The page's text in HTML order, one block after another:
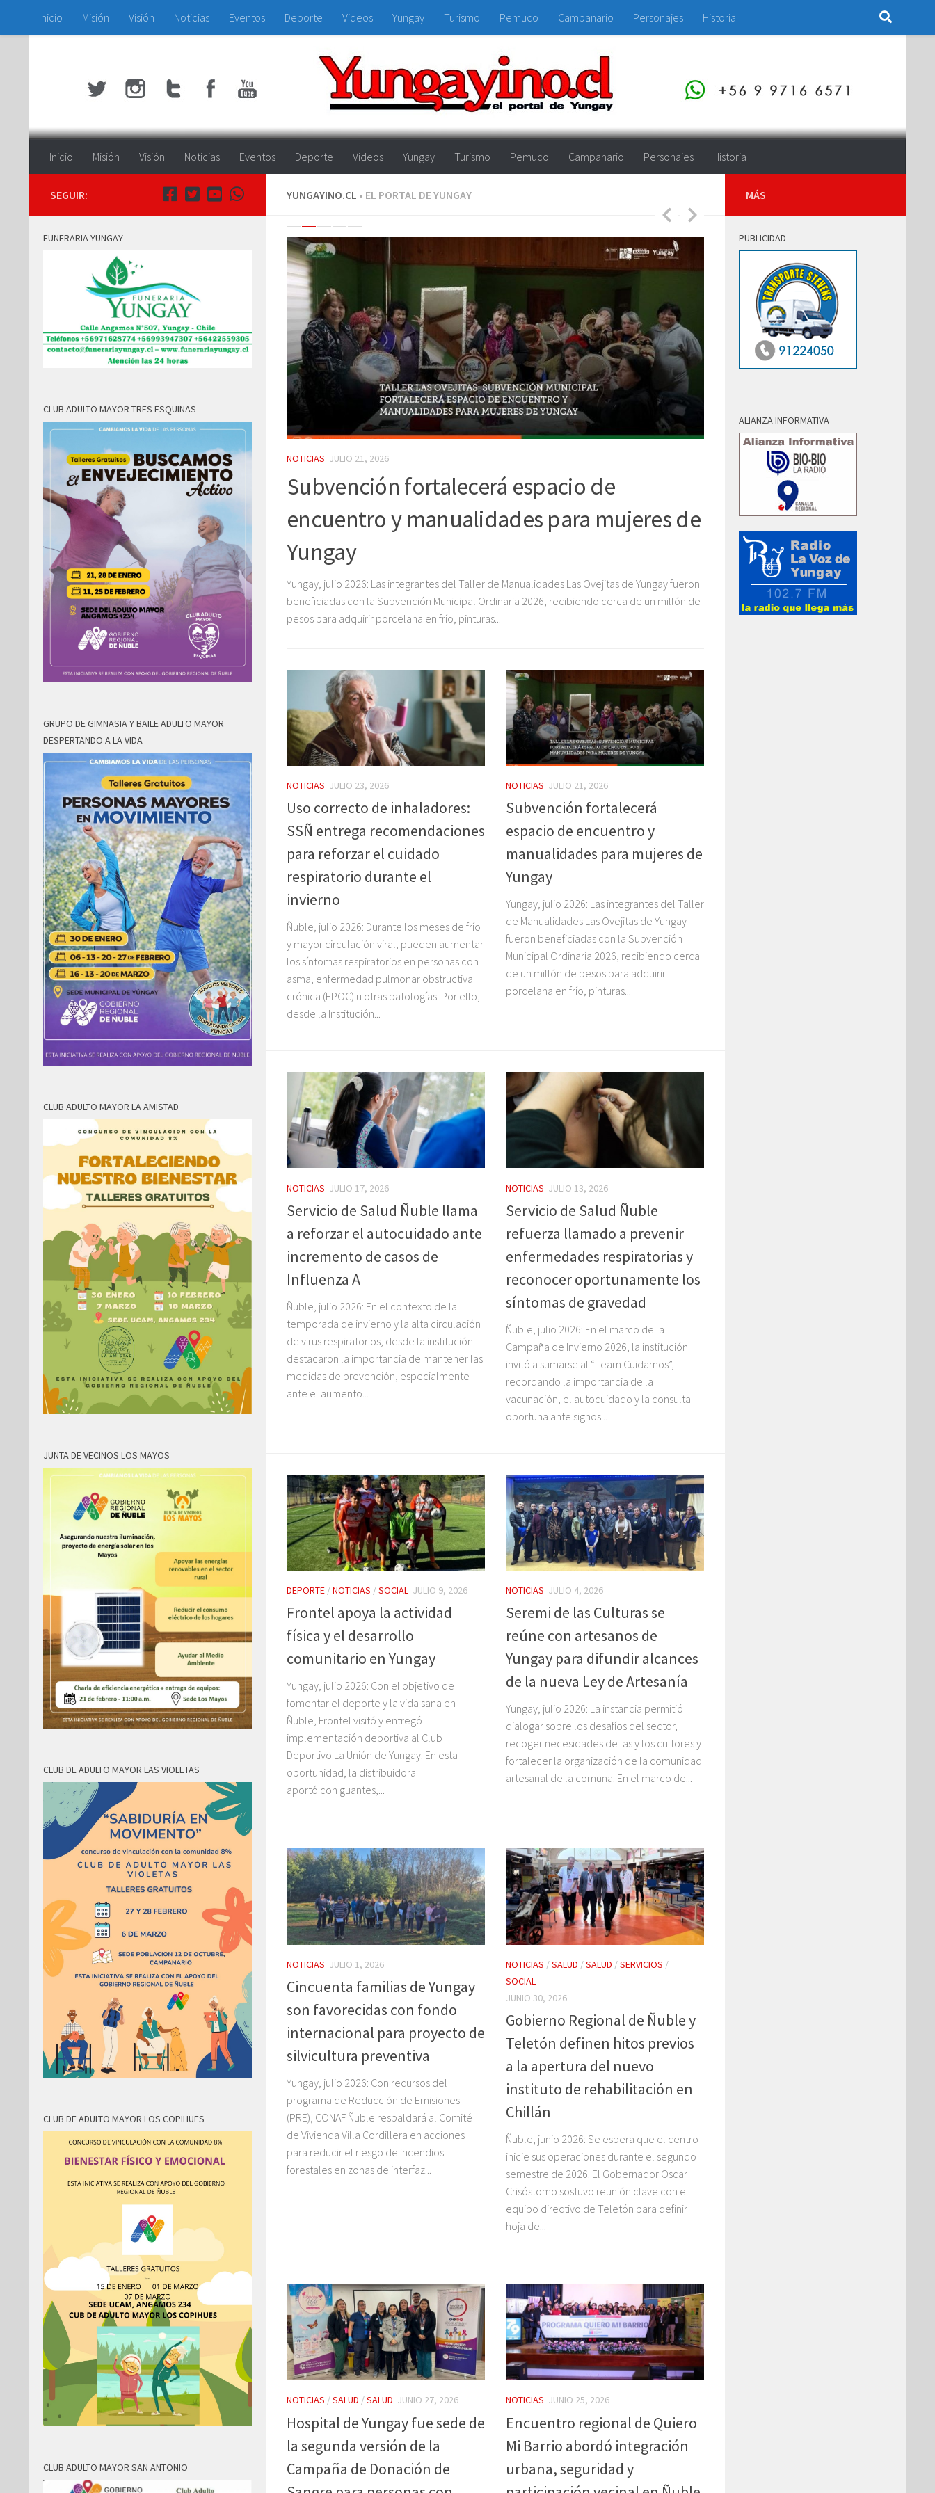
Saltar al contenido
Inicio Misión Visión Noticias Eventos Deporte Videos Yungay Turismo Pemuco Campanario Personajes Historia
Inicio Misión Visión Noticias Eventos Deporte Videos Yungay Turismo Pemuco Campanario Personajes Historia
YUNGAYINO.CL • EL PORTAL DE YUNGAY
inhaladores: SSÑ entrega
para reforzar el cuidado
el invierno
de frío y mayor circulación viral, pueden aumentar los
con asma, enfermedad pulmonar obstructiva crónica
ello, desde la Institución...
NOTICIAS JULIO 21, 2026
Subvención fortalecerá espacio de
encuentro y manualidades para mujeres de
Yungay
Yungay, julio 2026: Las integrantes del Taller de Manualidades Las Ovejitas de Yungay fueron
beneficiadas con la Subvención Municipal Ordinaria 2026, recibiendo cerca de un millón de
pesos para adquirir porcelana en frío, pinturas...
JULIO 17, 2026
Servicio de Salud
autocuidado ante
Influenza A
Ñuble, julio 2026: En el contexto de la
respiratorios, desde la institución destacaron la
prevención, especialmente ante el aumento...
NOTICIAS JULIO 23, 2026
Uso correcto de inhaladores:
SSÑ entrega recomendaciones
para reforzar el cuidado
respiratorio durante el
invierno
Ñuble, julio 2026: Durante los meses de frío
y mayor circulación viral, pueden aumentar
los síntomas respiratorios en personas con
asma, enfermedad pulmonar obstructiva
crónica (EPOC) u otras patologías. Por ello,
desde la Institución...
NOTICIAS JULIO 21, 2026
Subvención fortalecerá
espacio de encuentro y
manualidades para mujeres de
Yungay
Yungay, julio 2026: Las integrantes del Taller
de Manualidades Las Ovejitas de Yungay
fueron beneficiadas con la Subvención
Municipal Ordinaria 2026, recibiendo cerca
de un millón de pesos para adquirir
porcelana en frío, pinturas...
NOTICIAS JULIO 17, 2026
Servicio de Salud Ñuble llama
a reforzar el autocuidado ante
incremento de casos de
Influenza A
Ñuble, julio 2026: En el contexto de la
temporada de invierno y la alta circulación
de virus respiratorios, desde la institución
destacaron la importancia de mantener las
medidas de prevención, especialmente
ante el aumento...
NOTICIAS JULIO 13, 2026
Servicio de Salud Ñuble
refuerza llamado a prevenir
enfermedades respiratorias y
reconocer oportunamente los
síntomas de gravedad
Ñuble, julio 2026: En el marco de la
Campaña de Invierno 2026, la institución
invitó a sumarse al “Team Cuidarnos”,
recordando la importancia de la
vacunación, el autocuidado y la consulta
oportuna ante signos...
DEPORTE /NOTICIAS /SOCIAL JULIO 9, 2026
Frontel apoya la actividad
física y el desarrollo
comunitario en Yungay
Yungay, julio 2026: Con el objetivo de
fomentar el deporte y la vida sana en
Ñuble, Frontel visitó y entregó
implementación deportiva al Club
Deportivo La Unión de Yungay. En esta
oportunidad, la distribuidora
aportó con guantes,...
NOTICIAS JULIO 4, 2026
Seremi de las Culturas se
reúne con artesanos de
Yungay para difundir alcances
de la nueva Ley de Artesanía
Yungay, julio 2026: La instancia permitió
dialogar sobre los desafíos del sector,
recoger necesidades de las y los cultores y
fortalecer la organización de la comunidad
artesanal de la comuna. En el marco de...
NOTICIAS JULIO 1, 2026
Cincuenta familias de Yungay
son favorecidas con fondo
internacional para proyecto de
silvicultura preventiva
Yungay, julio 2026: Con recursos del
programa de Reducción de Emisiones
(PRE), CONAF Ñuble respaldará al Comité
de Vivienda Villa Cordillera en acciones
para reducir el riesgo de incendios
forestales en zonas de interfaz...
NOTICIAS /SALUD /SALUD /SERVICIOS /
SOCIAL
JUNIO 30, 2026
Gobierno Regional de Ñuble y
Teletón definen hitos previos
a la apertura del nuevo
instituto de rehabilitación en
Chillán
Ñuble, junio 2026: Se espera que el centro
inicie sus operaciones durante el segundo
semestre de 2026. El Gobernador Oscar
Crisóstomo sostuvo reunión clave con el
equipo directivo de Teletón para definir
hoja de...
NOTICIAS /SALUD /SALUD JUNIO 27, 2026
Hospital de Yungay fue sede de
la segunda versión de la
Campaña de Donación de
NOTICIAS JUNIO 25, 2026
Encuentro regional de Quiero
Mi Barrio abordó integración
urbana, seguridad y
SEGUIR:
FUNERARIA YUNGAY
CLUB ADULTO MAYOR TRES ESQUINAS
GRUPO DE GIMNASIA Y BAILE ADULTO MAYOR
DESPERTANDO A LA VIDA
CLUB ADULTO MAYOR LA AMISTAD
JUNTA DE VECINOS LOS MAYOS
CLUB DE ADULTO MAYOR LAS VIOLETAS
CLUB DE ADULTO MAYOR LOS COPIHUES
CLUB ADULTO MAYOR SAN ANTONIO
MÁS
PUBLICIDAD
ALIANZA INFORMATIVA